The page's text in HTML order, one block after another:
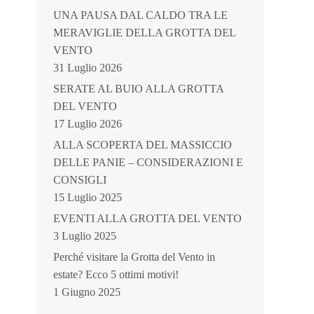
UNA PAUSA DAL CALDO TRA LE
MERAVIGLIE DELLA GROTTA DEL
VENTO
31 Luglio 2026
SERATE AL BUIO ALLA GROTTA
DEL VENTO
17 Luglio 2026
ALLA SCOPERTA DEL MASSICCIO
DELLE PANIE – CONSIDERAZIONI E
CONSIGLI
15 Luglio 2025
EVENTI ALLA GROTTA DEL VENTO
3 Luglio 2025
Perché visitare la Grotta del Vento in
estate? Ecco 5 ottimi motivi!
1 Giugno 2025